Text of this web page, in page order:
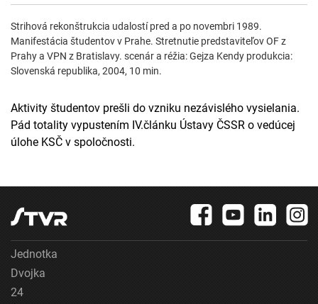
Strihová rekonštrukcia udalostí pred a po novembri 1989.
Manifestácia študentov v Prahe. Stretnutie predstaviteľov OF z
Prahy a VPN z Bratislavy. scenár a réžia: Gejza Kendy produkcia:
Slovenská republika, 2004, 10 min.
Aktivity študentov prešli do vzniku nezávislého vysielania.
Pád totality vypustením IV.článku Ústavy ČSSR o vedúcej
úlohe KSČ v spoločnosti.
Jednotka
Dvojka
24